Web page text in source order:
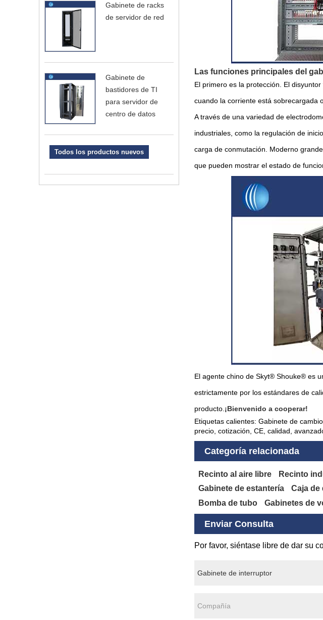
Gabinete de racks
de servidor de red
Gabinete de
bastidores de TI
para servidor de
centro de datos
Todos los productos nuevos
Las funciones principales del
El primero es la protección. El
cuando la corriente está sobrecargada
A través de una variedad de
industriales, como la regulación de
carga de conmutación. Moderno grande
que pueden mostrar el estado de
El agente chino de Skyt® Shouke® es
estrictamente por los estándares de
producto.¡Bienvenido a cooperar!
Etiquetas calientes: Gabinete de
precio, cotización, CE, calidad,
Categoría relacionada
Recinto al aire libre Recinto
Gabinete de estantería
Caja
Bomba de tubo
Gabinetes de
Enviar Consulta
Por favor, siéntase libre de dar su